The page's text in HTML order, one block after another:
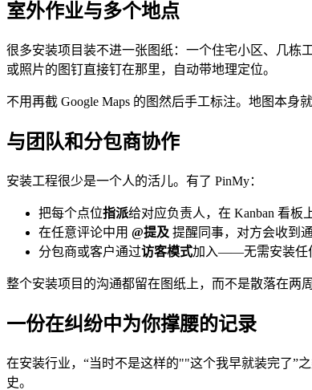
室外作业与多个地点
很多安装项目装不进一张图纸：一个住宅小区、几栋
或照片的图钉直接钉在那里，自动带地理定位。
不用再截 Google Maps 的图然后手工标注。地图本身
与团队和分包商协作
安装工程很少是一个人的活儿。有了 PinMy：
把每个点位指派给对应负责人，在 Kanban 看板
在任意评论中用 @提及 提醒同事，对方会收到通
分包商或客户通过访客模式加入——无需安装任
整个安装项目的沟通都留在图纸上，而不是散落在两
一份在纠纷中为你撑腰的记录
在安装行业，“当时不是这样的""这个我早就装完了”
史。